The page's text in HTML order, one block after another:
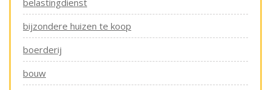
belastingdienst
bijzondere huizen te koop
boerderij
bouw